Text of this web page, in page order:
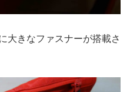
大きなファスナーが搭載さ